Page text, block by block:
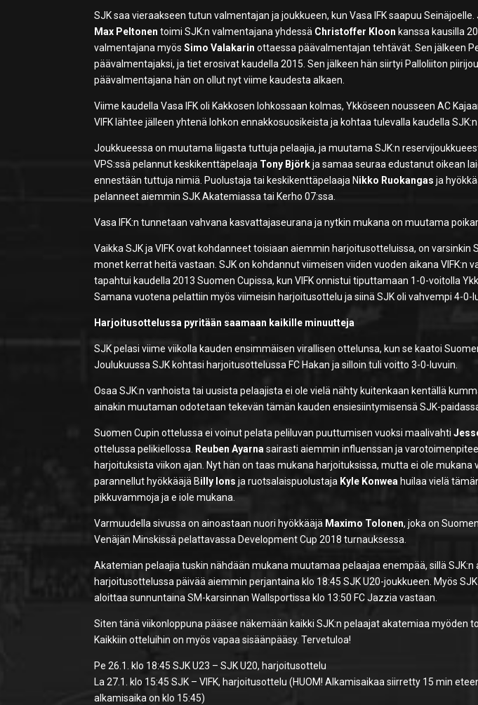
SJK saa vieraakseen tutun valmentajan ja joukkueen, kun Vasa IFK saapuu
Max Peltonen toimi SJK:n valmentajana yhdessä Christoffer Kloon kanssa kausilla
valmentajana myösSimo Valakarin ottaessa päävalmentajan tehtävät. Sen jälkeen
päävalmentajaksi, ja tiet erosivat kaudella 2015. Sen jälkeen hän siirtyi Palloliiton
päävalmentajana hän on ollut nyt viime kaudesta alkaen.
Viime kaudella Vasa IFK oli Kakkosen lohkossaan kolmas, Ykköseen nousseen AC
VIFK lähtee jälleen yhtenä lohkon ennakkosuosikeista ja kohtaa tulevalla kaudella
Joukkueessa on muutama liigasta tuttuja pelaajia, ja muutama SJK:n
VPS:ssä pelannut keskikenttäpelaaja Tony Björkja samaa seuraa edustanut oikean
ennestään tuttuja nimiä. Puolustaja tai keskikenttäpelaaja Nikko Ruokangasja
pelanneet aiemmin SJK Akatemiassa tai Kerho 07:ssa.
Vasa IFK:n tunnetaan vahvana kasvattajaseurana ja nytkin mukana on muutama
Vaikka SJK ja VIFK ovat kohdanneet toisiaan aiemmin harjoitusotteluissa, on
monet kerrat heitä vastaan. SJK on kohdannut viimeisen viiden vuoden aikana VIFK:n
tapahtui kaudella 2013 Suomen Cupissa, kun VIFK onnistui tiputtamaan 1-0-voitolla
Samana vuotena pelattiin myös viimeisin harjoitusottelu ja siinä SJK oli vahvempi 4-0-
Harjoitusottelussa pyritään saamaan kaikille minuutteja
SJK pelasi viime viikolla kauden ensimmäisen virallisen ottelunsa, kun se kaatoi
Joulukuussa SJK kohtasi harjoitusottelussa FC Hakan ja silloin tuli voitto 3-0-luvuin.
Osaa SJK:n vanhoista tai uusista pelaajista ei ole vielä nähty kuitenkaan kentällä
ainakin muutaman odotetaan tekevän tämän kauden ensiesiintymisensä SJK-
Suomen Cupin ottelussa ei voinut pelata peliluvan puuttumisen vuoksi maalivahti
ottelussa pelikiellossa. Reuben Ayarnasairasti aiemmin influenssan ja
harjoituksista viikon ajan. Nyt hän on taas mukana harjoituksissa, mutta ei ole mukana
parannellut hyökkääjä Billy Ions ja ruotsalaispuolustaja Kyle Konwea huilaa vielä
pikkuvammoja ja e iole mukana.
Varmuudella sivussa on ainoastaan nuori hyökkääjä Maximo Tolonen, joka on
Venäjän Minskissä pelattavassa Development Cup 2018 turnauksessa.
Akatemian pelaajia tuskin nähdään mukana muutamaa pelaajaa enempää, sillä
harjoitusottelussa päivää aiemmin perjantaina klo 18:45 SJK U20-joukkueen. Myös
aloittaa sunnuntaina SM-karsinnan Wallsportissa klo 13:50 FC Jazzia vastaan.
Siten tänä viikonloppuna pääsee näkemään kaikki SJK:n pelaajat akatemiaa myöden
Kaikkiin otteluihin on myös vapaa sisäänpääsy. Tervetuloa!
Pe 26.1. klo 18:45 SJK U23 – SJK U20, harjoitusottelu
La 27.1. klo 15:45 SJK – VIFK, harjoitusottelu (HUOM! Alkamisaikaa siirretty 15 min
alkamisaika on klo 15:45)